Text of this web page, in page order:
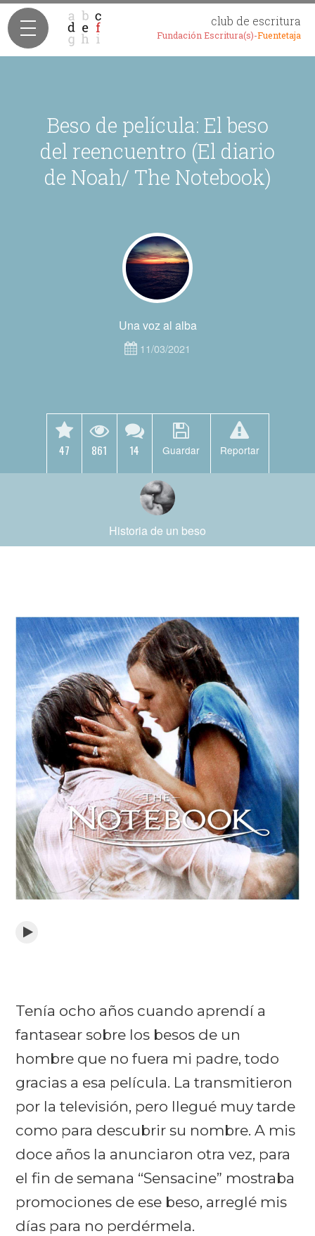
club de escritura
Fundación Escritura(s)-Fuentetaja
Beso de película: El beso
del reencuentro (El diario
de Noah/ The Notebook)
Una voz al alba
11/03/2021
47 861 14 Guardar Reportar
Historia de un beso
Tenía ocho años cuando aprendí a
fantasear sobre los besos de un
hombre que no fuera mi padre, todo
gracias a esa película. La transmitieron
por la televisión, pero llegué muy tarde
como para descubrir su nombre. A mis
doce años la anunciaron otra vez, para
el fin de semana “Sensacine” mostraba
promociones de ese beso, arreglé mis
días para no perdérmela.